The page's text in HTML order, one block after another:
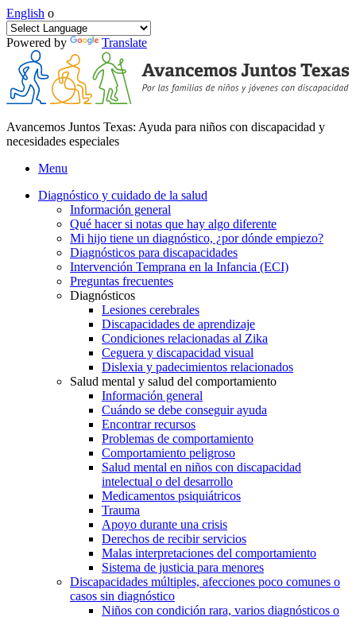
English o
Powered by Translate
Avancemos Juntos Texas: Ayuda para niños con discapacidad y
necesidades especiales
Menu
Diagnóstico y cuidado de la salud
Información general
Qué hacer si notas que hay algo diferente
Mi hijo tiene un diagnóstico, ¿por dónde empiezo?
Diagnósticos para discapacidades
Intervención Temprana en la Infancia (ECI)
Preguntas frecuentes
Diagnósticos
Lesiones cerebrales
Discapacidades de aprendizaje
Condiciones relacionadas al Zika
Ceguera y discapacidad visual
Dislexia y padecimientos relacionados
Salud mental y salud del comportamiento
Información general
Cuándo se debe conseguir ayuda
Encontrar recursos
Problemas de comportamiento
Comportamiento peligroso
Salud mental en niños con discapacidad
intelectual o del desarrollo
Medicamentos psiquiátricos
Trauma
Apoyo durante una crisis
Derechos de recibir servicios
Malas interpretaciones del comportamiento
Sistema de justicia para menores
Discapacidades múltiples, afecciones poco comunes o
casos sin diagnóstico
Niños con condición rara, varios diagnósticos o